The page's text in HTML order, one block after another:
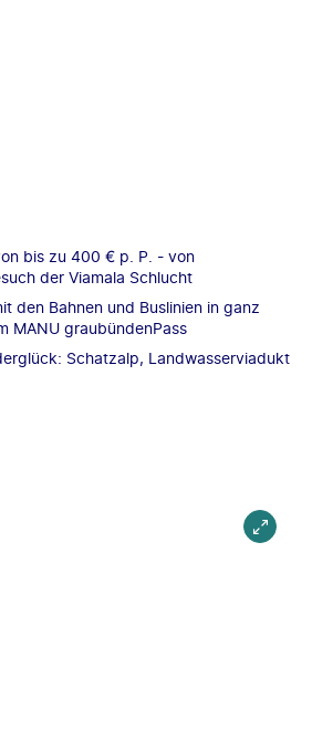
bis zu 400 € p. P. - von
der Viamala Schlucht
den Bahnen und Buslinien in ganz
MANU graubündenPass
Schatzalp, Landwasserviadukt